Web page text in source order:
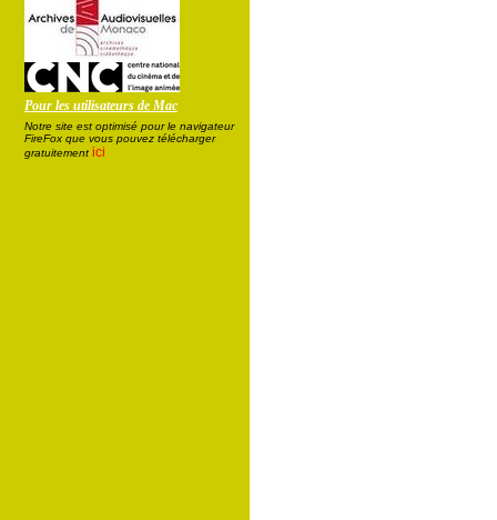
Pour les utilisateurs de Mac
Notre site est optimisé pour le navigateur
FireFox que vous pouvez télécharger
gratuitement ici